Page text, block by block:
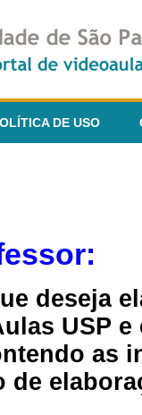
DE USO
deseja
USP
as
de